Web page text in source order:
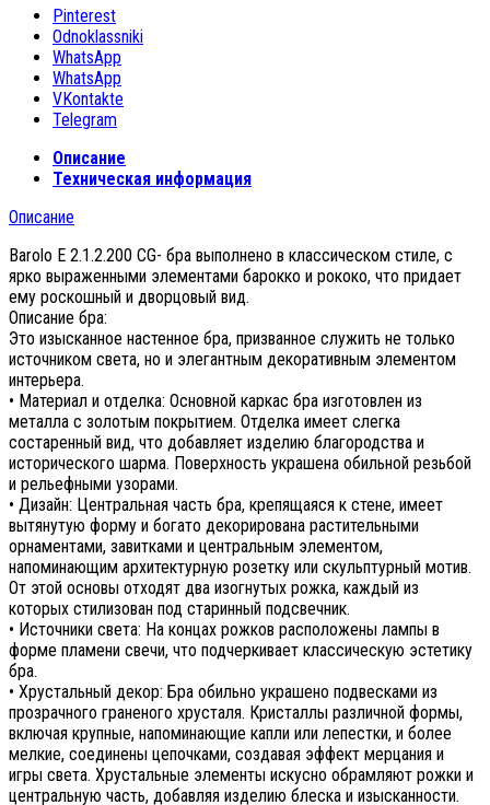
Pinterest
Odnoklassniki
WhatsApp
WhatsApp
VKontakte
Telegram
Описание
Техническая информация
Описание
Barolo E 2.1.2.200 CG- бра выполнено в классическом стиле, с
ярко выраженными элементами барокко и рококо, что придает
ему роскошный и дворцовый вид.
Описание бра:
Это изысканное настенное бра, призванное служить не только
источником света, но и элегантным декоративным элементом
интерьера.
• Материал и отделка: Основной каркас бра изготовлен из
металла с золотым покрытием. Отделка имеет слегка
состаренный вид, что добавляет изделию благородства и
исторического шарма. Поверхность украшена обильной резьбой
и рельефными узорами.
• Дизайн: Центральная часть бра, крепящаяся к стене, имеет
вытянутую форму и богато декорирована растительными
орнаментами, завитками и центральным элементом,
напоминающим архитектурную розетку или скульптурный мотив.
От этой основы отходят два изогнутых рожка, каждый из
которых стилизован под старинный подсвечник.
• Источники света: На концах рожков расположены лампы в
форме пламени свечи, что подчеркивает классическую эстетику
бра.
• Хрустальный декор: Бра обильно украшено подвесками из
прозрачного граненого хрусталя. Кристаллы различной формы,
включая крупные, напоминающие капли или лепестки, и более
мелкие, соединены цепочками, создавая эффект мерцания и
игры света. Хрустальные элементы искусно обрамляют рожки и
центральную часть, добавляя изделию блеска и изысканности.